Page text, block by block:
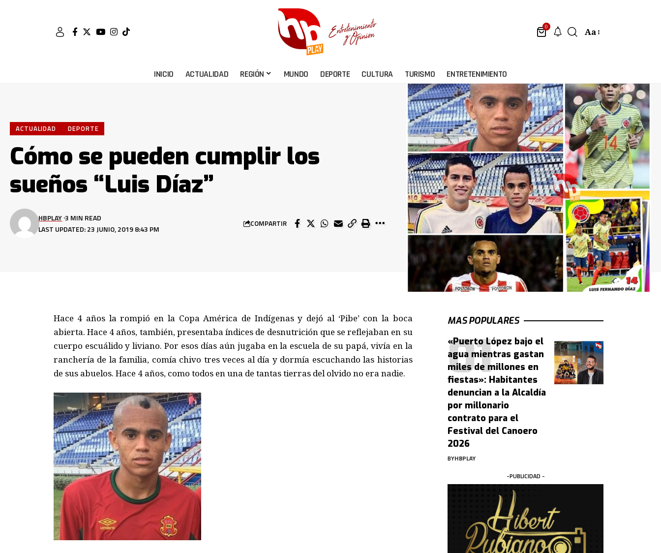
0 Aa
INICIO ACTUALIDAD REGIÓN MUNDO DEPORTE CULTURA TURISMO ENTRETENIMIENTO
ACTUALIDAD DEPORTE
Cómo se pueden cumplir los
sueños “Luis Díaz”
LAST UPDATED: 23 JUNIO, 2019 8:43 PM
HBPLAY 3 MIN READ
COMPARTIR
Hace 4 años la rompió en la Copa América de Indígenas y dejó al ‘Pibe’ con la boca
abierta. Hace 4 años, también, presentaba índices de desnutrición que se reflejaban en su
cuerpo escuálido y liviano. Por esos días aún jugaba en la escuela de su papá, vivía en la
ranchería de la familia, comía chivo tres veces al día y dormía escuchando las historias
de sus abuelos. Hace 4 años, como todos en una de tantas tierras del olvido no era nadie.
MAS POPULARES
«Puerto López bajo el
agua mientras gastan
miles de millones en
fiestas»: Habitantes
denuncian a la Alcaldía
por millonario
contrato para el
Festival del Canoero
2026
BYHBPLAY
-PUBLICIDAD -